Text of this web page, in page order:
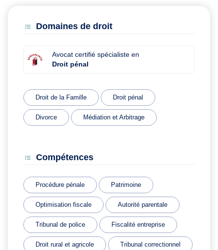
Domaines de droit
Avocat certifié spécialiste en
Droit pénal
Droit de la Famille Droit pénal
Divorce Médiation et Arbitrage
Compétences
Procédure pénale Patrimoine
Optimisation fiscale Autorité parentale
Tribunal de police Fiscalité entreprise
Droit rural et agricole Tribunal correctionnel